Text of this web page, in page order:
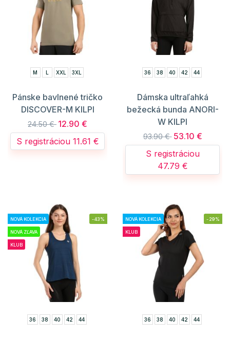
M L XXL 3XL
Pánske bavlnené tričko
DISCOVER-M KILPI
24.50 € 12.90 €
S registráciou 11.61 €
36 38 40 42 44
Dámska ultraľahká
bežecká bunda ANORI-
W KILPI
93.90 € 53.10 €
S registráciou
47.79 €
NOVÁ KOLEKCIA
NOVÁ ZĽAVA
KLUB
-43%
36 38 40 42 44
NOVÁ KOLEKCIA
KLUB
-29%
36 38 40 42 44